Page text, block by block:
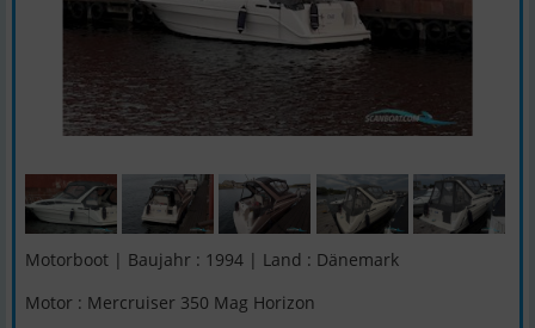
Motorboot | Baujahr : 1994 | Land : Dänemark
Motor : Mercruiser 350 Mag Horizon